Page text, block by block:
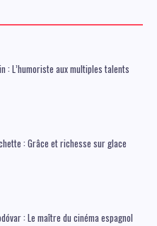
: L’humoriste aux multiples talents
: Grâce et richesse sur glace
: Le maître du cinéma espagnol